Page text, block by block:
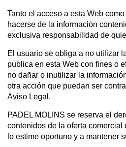
Tanto el acceso a esta Web
hacerse de la información
exclusiva responsabilidad de
El usuario se obliga a no utilizar
publica en esta Web con fines o
no dañar o inutilizar la
otra acción que puedan ser
Aviso Legal.
PADEL MOLINS se reserva el
contenidos de la oferta comercial
lo estime oportuno y a mantener